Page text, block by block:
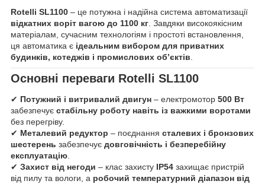
Rotelli SL1100 – це потужна і надійна система автоматизації
відкатних воріт вагою до 1100 кг . Завдяки високоякісним
матеріалам, сучасним технологіям і простоті встановлення,
ця автоматика є ідеальним вибором для приватних
будинків, котеджів і промислових об’єктів
Основні переваги Rotelli SL1100
✔ Потужний і витривалий двигун – електромотор 500 Вт
забезпечує стабільну роботу навіть із важкими воротами
без перегріву.
✔ Металевий редуктор – поєднання сталевих і бронзових
шестерень забезпечує довговічність і безперебійну
експлуатацію.
✔ Захист від негоди – клас захисту IP54 захищає пристрій
від пилу та вологи, а робочий температурний діапазон від